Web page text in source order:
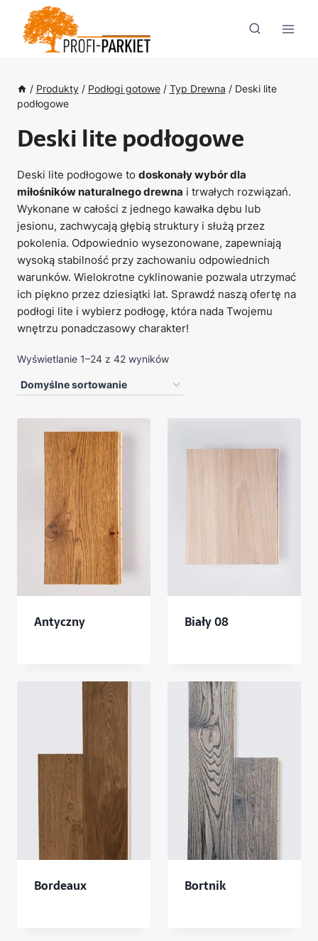
Przejdź
treści
/ Produkty / Podłogi gotowe / Typ Drewna / Deski lite
podłogowe
Deski lite podłogowe
Deski lite podłogowe to doskonały wybór dla
miłośników naturalnego drewna i trwałych rozwiązań.
Wykonane w całości z jednego kawałka dębu lub
jesionu, zachwycają głębią struktury i służą przez
pokolenia. Odpowiednio wysezonowane, zapewniają
wysoką stabilność przy zachowaniu odpowiednich
warunków. Wielokrotne cyklinowanie pozwala utrzymać
ich piękno przez dziesiątki lat. Sprawdź naszą ofertę na
podłogi lite i wybierz podłogę, która nada Twojemu
wnętrzu ponadczasowy charakter!
Wyświetlanie 1–24 z 42 wyników
Antyczny Biały 08
Bordeaux Bortnik